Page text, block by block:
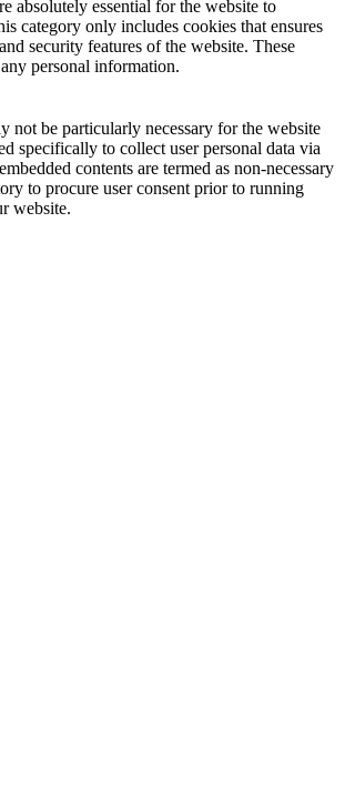
absolutely essential for the website to
category only includes cookies that ensures
security features of the website. These
personal information.
not be particularly necessary for the website
specifically to collect user personal data via
contents are termed as non-necessary
to procure user consent prior to running
website.